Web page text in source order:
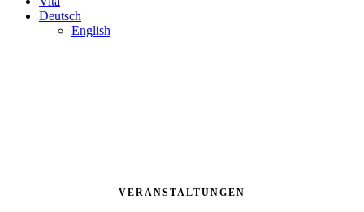
Deutsch
English
VERANSTALTUNGEN